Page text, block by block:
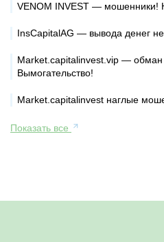
VENOM INVEST — мошенники!
InsCapitalAG — вывода денег
Market.capitalinvest.vip —
Вымогательство!
Market.capitalinvest наглые
Показать все